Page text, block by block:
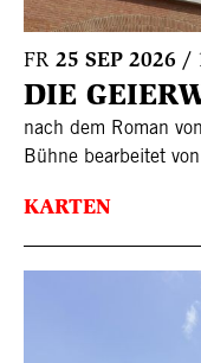
FR 25 SEP 2026 /
DIE
nach dem Roman
Bühne bearbeitet
KARTEN